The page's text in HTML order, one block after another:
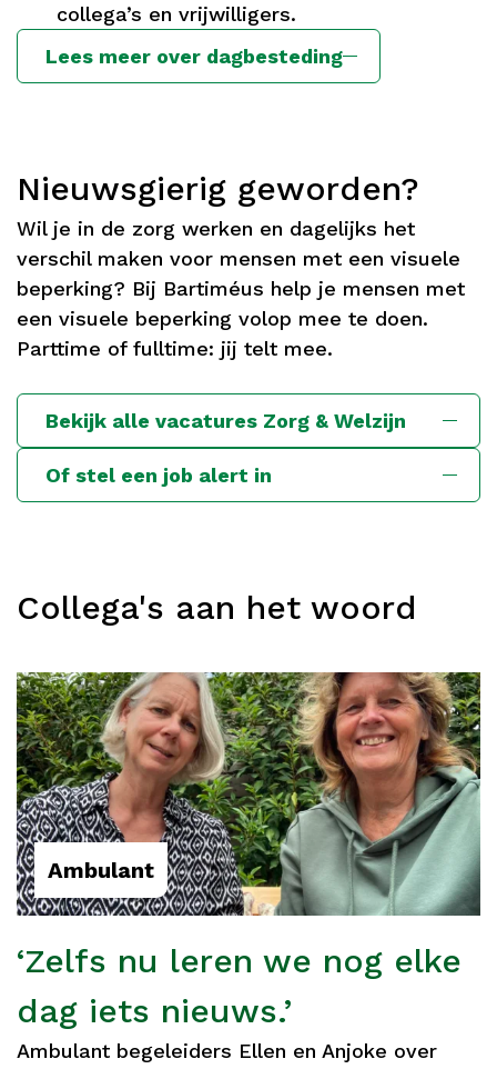
collega’s en vrijwilligers.
Lees meer over dagbesteding
Nieuwsgierig geworden?
Wil je in de zorg werken en dagelijks het
verschil maken voor mensen met een visuele
beperking? Bij Bartiméus help je mensen met
een visuele beperking volop mee te doen.
Parttime of fulltime: jij telt mee.
Bekijk alle vacatures Zorg & Welzijn
Of stel een job alert in
Collega's aan het woord
‘Zelfs nu leren we nog elke
dag iets nieuws.’
Ambulant
Ambulant begeleiders Ellen en Anjoke over